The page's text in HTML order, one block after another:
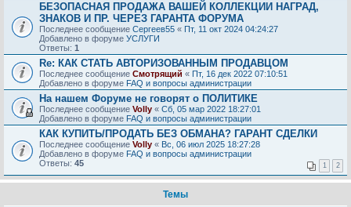
БЕЗОПАСНАЯ ПРОДАЖА ВАШЕЙ КОЛЛЕКЦИИ НАГРАД,
ЗНАКОВ И ПР. ЧЕРЕЗ ГАРАНТА ФОРУМА
Последнее сообщение Сергеев55 « Пт, 11 окт 2024 04:24:27
Добавлено в форуме УСЛУГИ
Ответы: 1
Re: КАК СТАТЬ АВТОРИЗОВАННЫМ ПРОДАВЦОМ
Последнее сообщение Смотрящий « Пт, 16 дек 2022 07:10:51
Добавлено в форуме FAQ и вопросы администрации
На нашем Форуме не говорят о ПОЛИТИКЕ
Последнее сообщение Volly « Сб, 05 мар 2022 18:27:01
Добавлено в форуме FAQ и вопросы администрации
КАК КУПИТЬ/ПРОДАТЬ БЕЗ ОБМАНА? ГАРАНТ СДЕЛКИ
Последнее сообщение Volly « Вс, 06 июл 2025 18:27:28
Добавлено в форуме FAQ и вопросы администрации
Ответы: 45 1 2
Темы